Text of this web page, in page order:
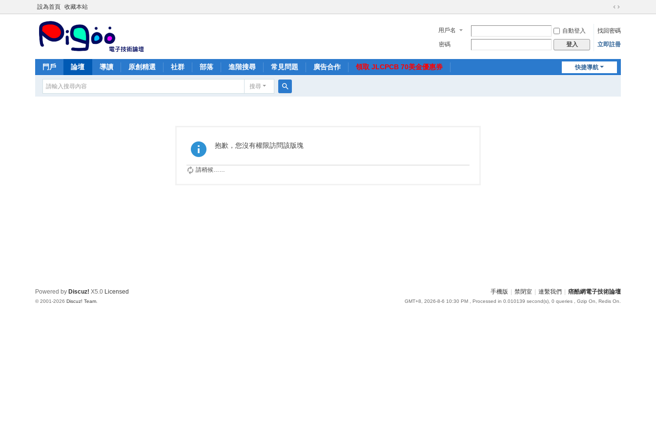
設為首頁 收藏本站
切
到
寬
用戶名 自動登入
找回密碼
密碼
登入 立即註冊
快捷導航
門戶 論壇 導讀 原創精選 社群 部落 進階搜尋 常見問題 廣告合作 領取 JLCPCB 70美金優惠券
搜尋
抱歉，您沒有權限訪問該版塊
請稍候……
手機版 禁閉室 連繫我們 痞酷網電子技術論壇
GMT+8, 2026-8-6 10:30 PM , Processed in 0.010139 second(s), 0 queries , Gzip On, Redis On.
Powered by Discuz! X5.0 Licensed
© 2001-2026 Discuz! Team